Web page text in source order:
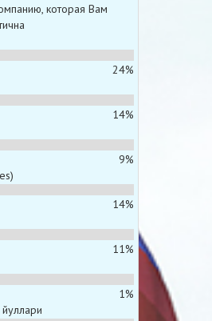
которая Вам
24%
14%
9%
14%
11%
1%